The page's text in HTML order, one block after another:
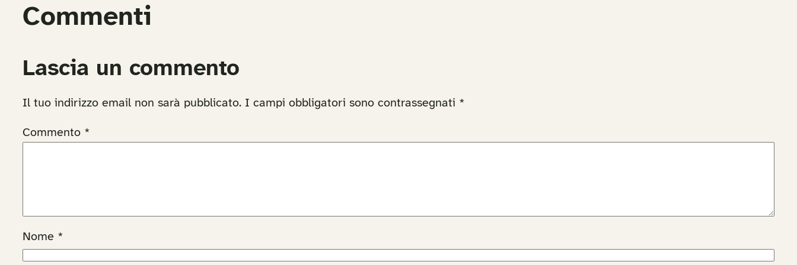
Commenti
Lascia un commento
Il tuo indirizzo email non sarà pubblicato. I campi obbligatori sono contrassegnati *
Commento *
Nome *